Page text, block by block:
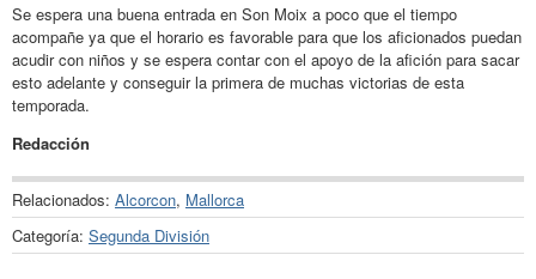
Se espera una buena entrada en Son Moix a poco que el tiempo
acompañe ya que el horario es favorable para que los aficionados puedan
acudir con niños y se espera contar con el apoyo de la afición para sacar
esto adelante y conseguir la primera de muchas victorias de esta
temporada.
Redacción
Relacionados: Alcorcon, Mallorca
Categoría: Segunda División